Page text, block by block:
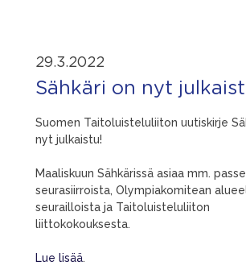
29.3.2022
Sähkäri on nyt
Suomen Taitoluisteluliiton uutiskirje
nyt julkaistu!
Maaliskuun Sähkärissä asiaa mm.
seurasiirroista, Olympiakomitean
seurailloista ja Taitoluisteluliiton
liittokokouksesta.
Lue lisää.